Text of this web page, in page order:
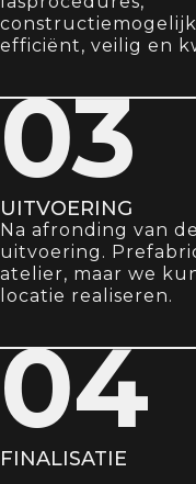
efficiënt, veilig en
03
UITVOERING
Na afronding van
uitvoering.
atelier, maar we
locatie realiseren.
04
FINALISATIE